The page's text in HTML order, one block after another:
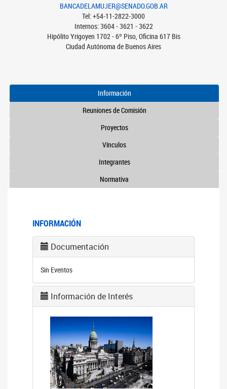
BANCADELAMUJER@SENADO.GOB.AR
Tel: +54-11-2822-3000
Internos: 3604 - 3621 - 3622
Hipólito Yrigoyen 1702 - 6º Piso, Oficina 617 Bis
Ciudad Autónoma de Buenos Aires
Información
Reuniones de Comisión
Proyectos
Vínculos
Integrantes
Normativa
INFORMACIÓN
Documentación
Sin Eventos
Información de Interés